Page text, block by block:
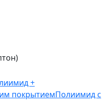
+
покрытиемПолиимид с